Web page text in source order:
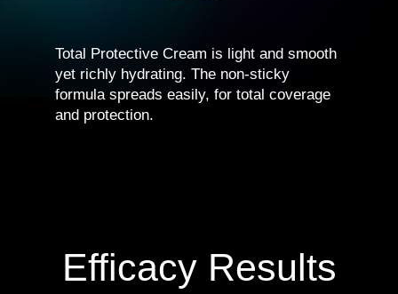
Total Protective Cream is light and smooth
yet richly hydrating. The non-sticky
formula spreads easily, for total coverage
and protection.
Efficacy Results